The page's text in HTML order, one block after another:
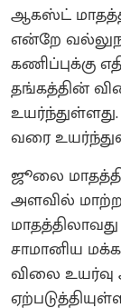
ஆகஸ்ட்
என்றே
கணிப்புக்கு
தங்கத்தின்
உயர்ந்துள்ளது.
வரை
ஜூலை
அளவில்
சாமானிய
விலை உயர்வு